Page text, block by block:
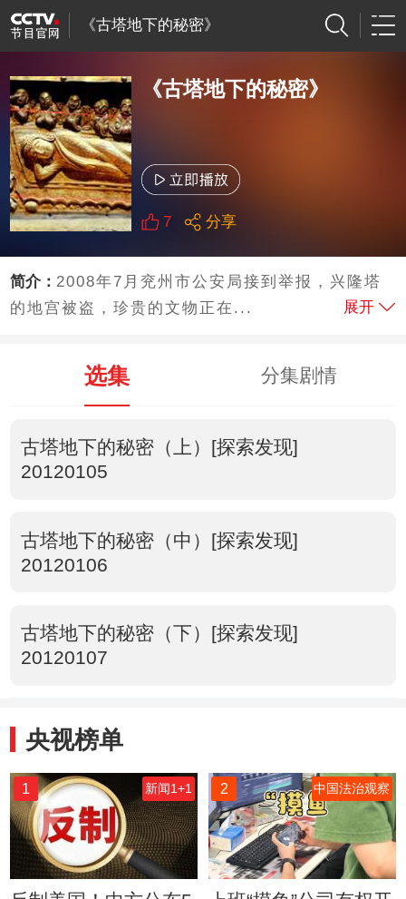
《古塔地下的秘密》
《古塔地下的秘密》
7 分享
简介： 2008年7月兖州市公安局接到举报，兴隆塔
的地宫被盗，珍贵的文物正在...
展开
选集 分集剧情
古塔地下的秘密（上）[探索发现]
20120105
古塔地下的秘密（中）[探索发现]
20120106
古塔地下的秘密（下）[探索发现]
20120107
央视榜单
1 新闻1+1 2 中国法治观察